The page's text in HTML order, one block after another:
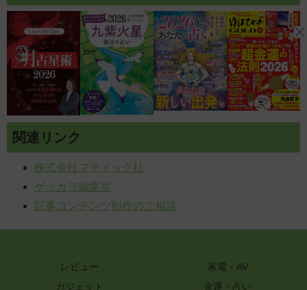
関連リンク
株式会社ブティック社
ゲッカヨ編集室
記事コンテンツ制作のご相談
レビュー
家電・AV
ガジェット
金運・占い